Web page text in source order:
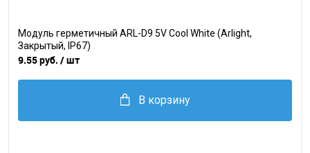
Модуль герметичный ARL-D9 5V Cool White (Arlight,
Закрытый, IP67)
9.55 руб. / шт
В корзину